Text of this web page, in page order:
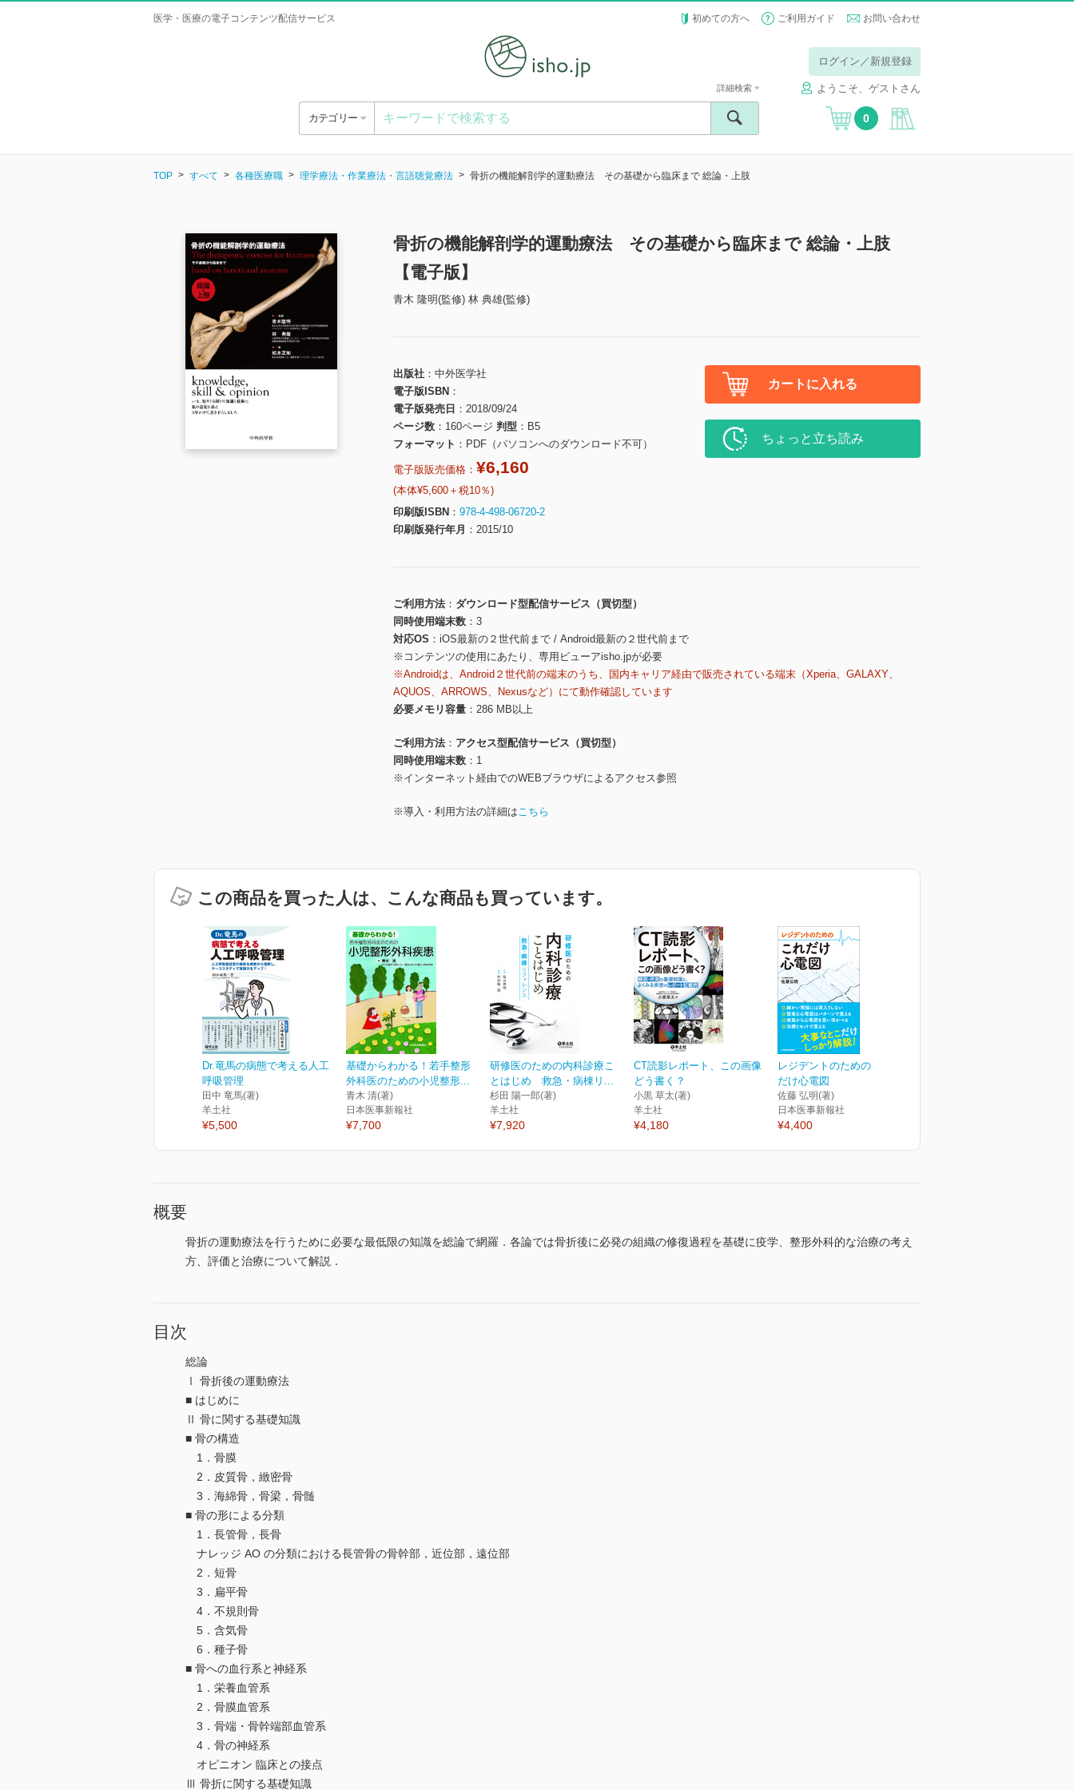
医学・医療の電子コンテンツ配信サービス 初めての方へ ご利用ガイド お問い合わせ
ログイン／新規登録
ようこそ、ゲストさん
カテゴリー
詳細検索
0
TOP すべて 各種医療職 理学療法・作業療法・言語聴覚療法 骨折の機能解剖学的運動療法 その基礎から臨床まで 総論・上肢
骨折の機能解剖学的運動療法 その基礎から臨床まで 総論・上肢
【電子版】
青木 隆明(監修) 林 典雄(監修)
出版社
中外医学社
電子版ISBN
電子版発売日
2018/09/24
ページ数
160ページ 判型
B5
フォーマット
PDF（パソコンへのダウンロード不可）
電子版販売価格： ¥6,160
(本体¥5,600＋税10％)
印刷版ISBN
978-4-498-06720-2
印刷版発行年月
2015/10
カートに入れる
ちょっと立ち読み
ご利用方法
ダウンロード型配信サービス（買切型）
同時使用端末数
3
対応OS
iOS最新の２世代前まで / Android最新の２世代前まで
※コンテンツの使用にあたり、専用ビューアisho.jpが必要
※Androidは、Android２世代前の端末のうち、国内キャリア経由で販売されている端末（Xperia、GALAXY、
AQUOS、ARROWS、Nexusなど）にて動作確認しています
必要メモリ容量
286 MB以上
ご利用方法
アクセス型配信サービス（買切型）
同時使用端末数
1
※インターネット経由でのWEBブラウザによるアクセス参照
※導入・利用方法の詳細はこちら
この商品を買った人は、こんな商品も買っています。
Dr.竜馬の病態で考える人工
呼吸管理
田中 竜馬(著)
羊土社
¥5,500
基礎からわかる！若手整形
外科医のための小児整形...
青木 清(著)
日本医事新報社
¥7,700
研修医のための内科診療こ
とはじめ 救急・病棟リ...
杉田 陽一郎(著)
羊土社
¥7,920
CT読影レポート、この画像
どう書く？
小黒 草太(著)
羊土社
¥4,180
レジデントのための これ
だけ心電図
佐藤 弘明(著)
日本医事新報社
¥4,400
概要
骨折の運動療法を行うために必要な最低限の知識を総論で網羅．各論では骨折後に必発の組織の修復過程を基礎に疫学、整形外科的な治療の考え
方、評価と治療について解説．
目次
総論
Ⅰ 骨折後の運動療法
■ はじめに
Ⅱ 骨に関する基礎知識
■ 骨の構造
1．骨膜
2．皮質骨，緻密骨
3．海綿骨，骨梁，骨髄
■ 骨の形による分類
1．長管骨，長骨
ナレッジ AO の分類における長管骨の骨幹部，近位部，遠位部
2．短骨
3．扁平骨
4．不規則骨
5．含気骨
6．種子骨
■ 骨への血行系と神経系
1．栄養血管系
2．骨膜血管系
3．骨端・骨幹端部血管系
4．骨の神経系
オピニオン 臨床との接点
Ⅲ 骨折に関する基礎知識